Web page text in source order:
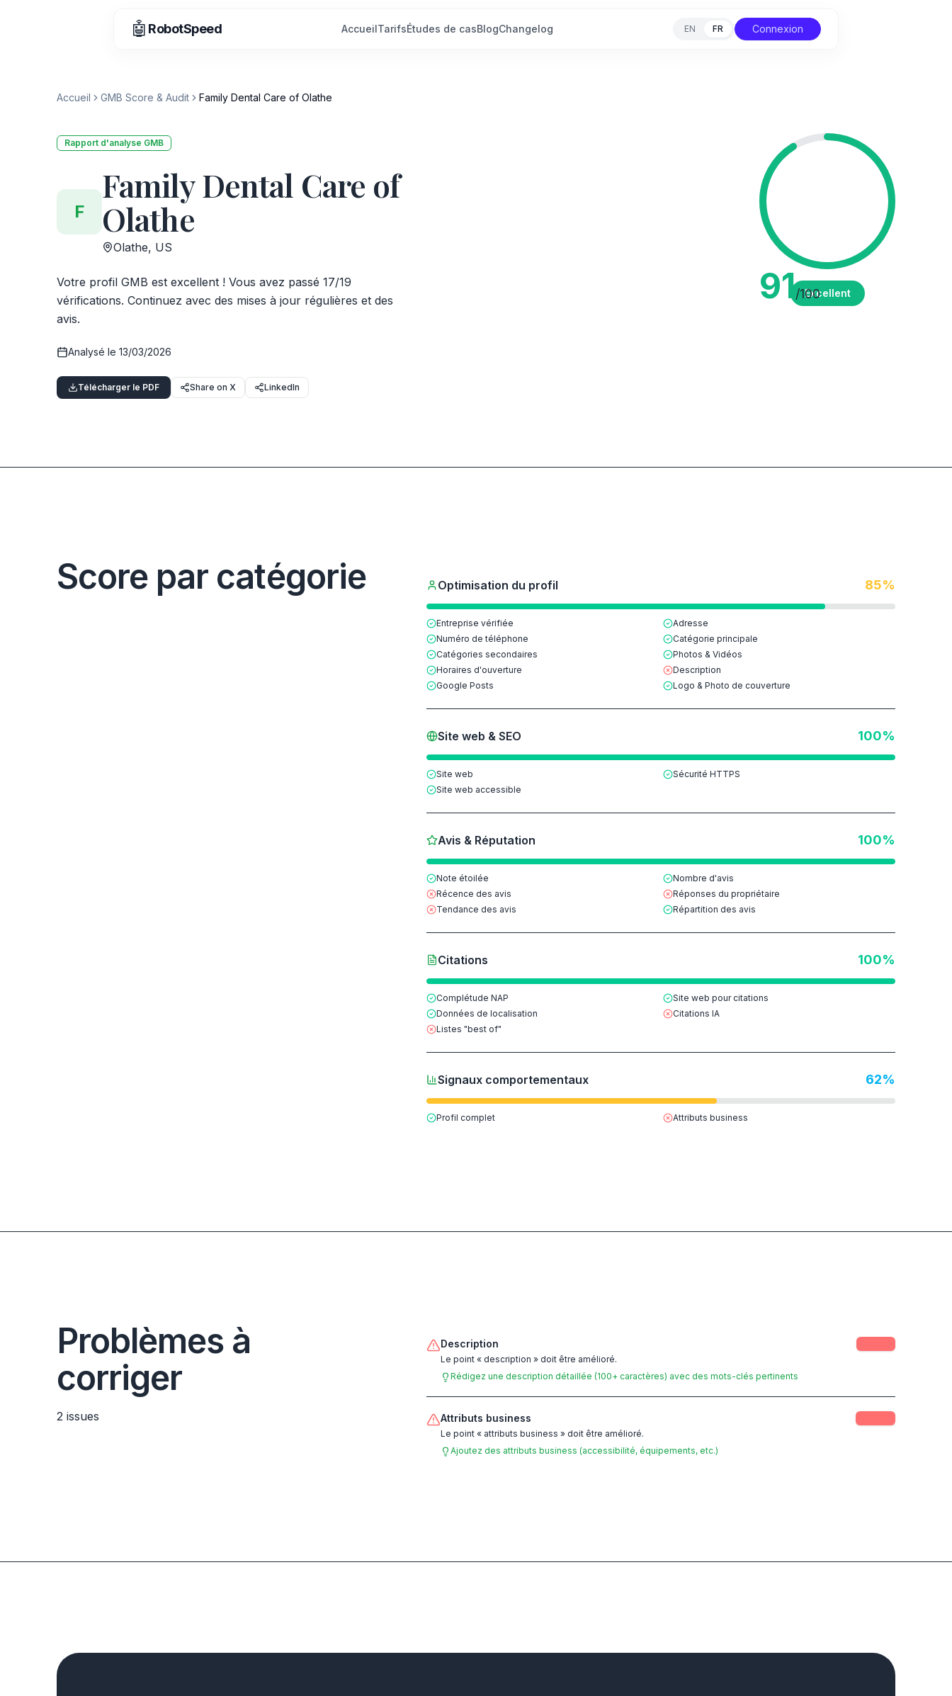
🤖 RobotSpeed AccueilTarifsÉtudes de casBlogChangelog EN FR Connexion
Accueil GMB Score & Audit Family Dental Care of Olathe
Rapport d'analyse GMB
F
Family Dental Care of
Olathe
Olathe, US
Votre profil GMB est excellent ! Vous avez passé 17/19
vérifications. Continuez avec des mises à jour régulières et des
avis.
Analysé le 13/03/2026
Télécharger le PDF Share on X LinkedIn
91/100
Excellent
Score par catégorie Optimisation du profil 85%
Entreprise vérifiée
Adresse
Numéro de téléphone
Catégorie principale
Catégories secondaires
Photos & Vidéos
Horaires d'ouverture
Description
Google Posts
Logo & Photo de couverture
Site web & SEO 100%
Site web
Sécurité HTTPS
Site web accessible
Avis & Réputation 100%
Note étoilée
Nombre d'avis
Récence des avis
Réponses du propriétaire
Tendance des avis
Répartition des avis
Citations 100%
Complétude NAP
Site web pour citations
Données de localisation
Citations IA
Listes "best of"
Signaux comportementaux 62%
Profil complet Attributs business
Problèmes à
corriger
2 issues
Description
Le point « description » doit être amélioré.
Rédigez une description détaillée (100+ caractères) avec des mots-clés pertinents
Attributs business
Le point « attributs business » doit être amélioré.
Ajoutez des attributs business (accessibilité, équipements, etc.)